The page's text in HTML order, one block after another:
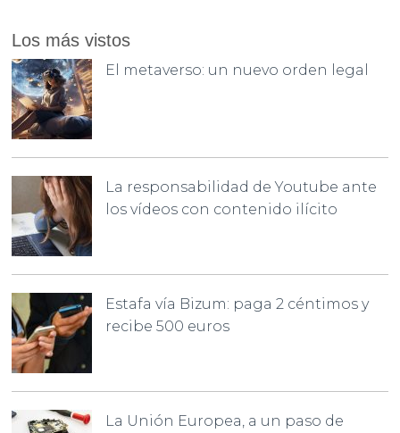
Los más vistos
El metaverso: un nuevo orden legal
La responsabilidad de Youtube ante
los vídeos con contenido ilícito
Estafa vía Bizum: paga 2 céntimos y
recibe 500 euros
La Unión Europea, a un paso de